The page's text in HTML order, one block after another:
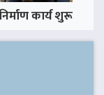
कार्य शुरू